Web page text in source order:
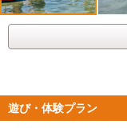
遊び・体験プラン